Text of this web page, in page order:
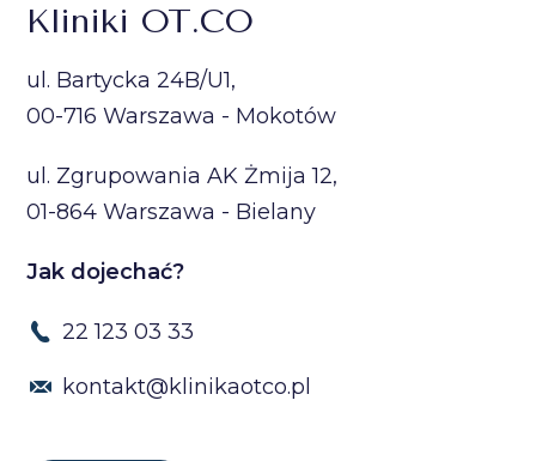
Kliniki OT.CO
ul. Bartycka 24B/U1,
00-716 Warszawa - Mokotów
ul. Zgrupowania AK Żmija 12,
01-864 Warszawa - Bielany
Jak dojechać?
22 123 03 33
kontakt@klinikaotco.pl